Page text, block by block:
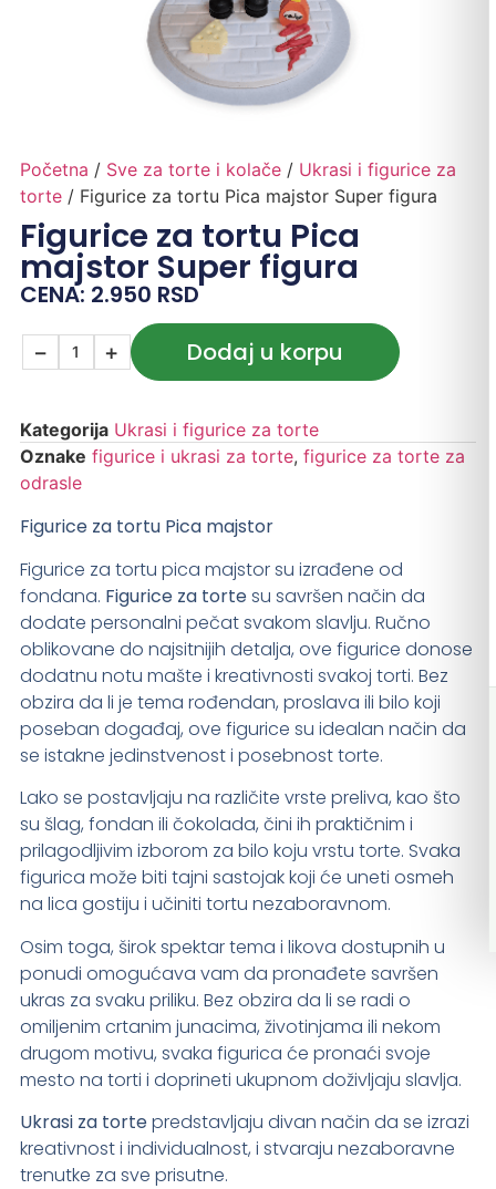
Početna / Sve za torte i kolače/ Ukrasi i figurice za
torte/ Figurice za tortu Pica majstor Super figura
Figurice za tortu Pica
majstor Super figura
CENA: 2.950 RSD
− + Dodaj u korpu
Kategorija Ukrasi i figurice za torte
Oznake figurice i ukrasi za torte, figurice za torte za
odrasle
Figurice za tortu Pica majstor
Figurice za tortu pica majstor su izrađene od
fondana. Figurice za tortesu savršen način da
dodate personalni pečat svakom slavlju. Ručno
oblikovane do najsitnijih detalja, ove figurice donose
dodatnu notu mašte i kreativnosti svakoj torti. Bez
obzira da li je tema rođendan, proslava ili bilo koji
poseban događaj, ove figurice su idealan način da
se istakne jedinstvenost i posebnost torte.
Lako se postavljaju na različite vrste preliva, kao što
su šlag, fondan ili čokolada, čini ih praktičnim i
prilagodljivim izborom za bilo koju vrstu torte. Svaka
figurica može biti tajni sastojak koji će uneti osmeh
na lica gostiju i učiniti tortu nezaboravnom.
Osim toga, širok spektar tema i likova dostupnih u
ponudi omogućava vam da pronađete savršen
ukras za svaku priliku. Bez obzira da li se radi o
omiljenim crtanim junacima, životinjama ili nekom
drugom motivu, svaka figurica će pronaći svoje
mesto na torti i doprineti ukupnom doživljaju slavlja.
Ukrasi za tortepredstavljaju divan način da se izrazi
kreativnost i individualnost, i stvaraju nezaboravne
trenutke za sve prisutne.